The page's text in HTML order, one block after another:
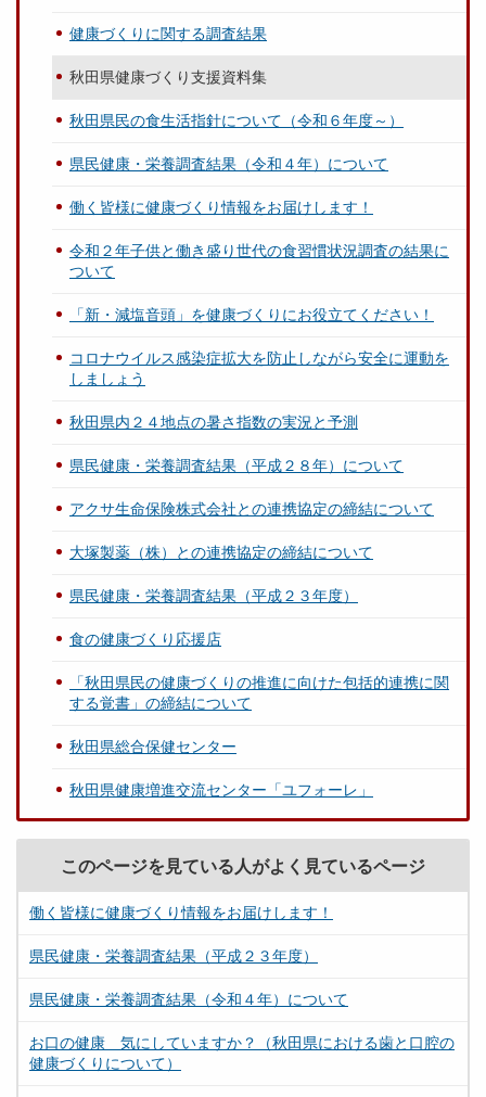
健康づくりに関する調査結果
秋田県健康づくり支援資料集
秋田県民の食生活指針について（令和６年度～）
県民健康・栄養調査結果（令和４年）について
働く皆様に健康づくり情報をお届けします！
令和２年子供と働き盛り世代の食習慣状況調査の結果に
ついて
「新・減塩音頭」を健康づくりにお役立てください！
コロナウイルス感染症拡大を防止しながら安全に運動を
しましょう
秋田県内２４地点の暑さ指数の実況と予測
県民健康・栄養調査結果（平成２８年）について
アクサ生命保険株式会社との連携協定の締結について
大塚製薬（株）との連携協定の締結について
県民健康・栄養調査結果（平成２３年度）
食の健康づくり応援店
「秋田県民の健康づくりの推進に向けた包括的連携に関
する覚書」の締結について
秋田県総合保健センター
秋田県健康増進交流センター「ユフォーレ」
このページを見ている人がよく見ているページ
働く皆様に健康づくり情報をお届けします！
県民健康・栄養調査結果（平成２３年度）
県民健康・栄養調査結果（令和４年）について
お口の健康 気にしていますか？（秋田県における歯と口腔の
健康づくりについて）